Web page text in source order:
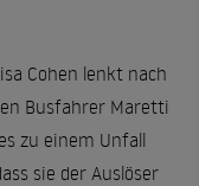
Cohen lenkt nach
Busfahrer Maretti
zu einem Unfall
sie der Auslöser